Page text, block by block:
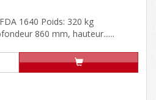
1640 Poids: 320 kg
860 mm, hauteur......